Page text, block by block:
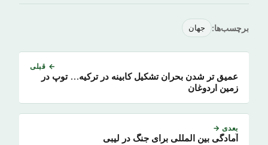
برچسب‌ها: جهان
← قبلی
عمیق تر شدن بحران تشکیل کابینه در ترکیه… توپ در
زمین اردوغان
بعدی →
آمادگی بین المللی برای جنگ در لیبی